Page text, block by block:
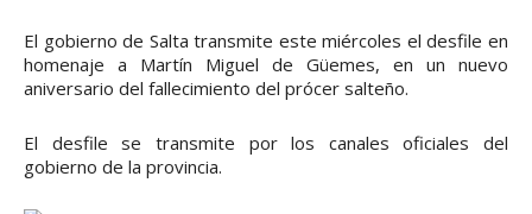
El gobierno de Salta transmite este miércoles el desfile en
homenaje a Martín Miguel de Güemes, en un nuevo
aniversario del fallecimiento del prócer salteño.
El desfile se transmite por los canales oficiales del
gobierno de la provincia.